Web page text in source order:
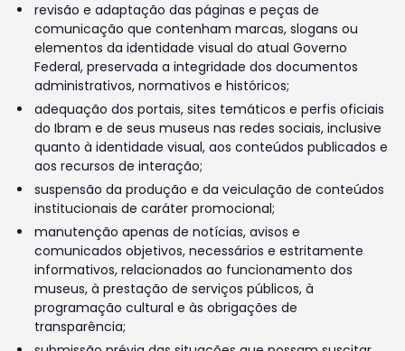
revisão e adaptação das páginas e peças de
comunicação que contenham marcas, slogans ou
elementos da identidade visual do atual Governo
Federal, preservada a integridade dos documentos
administrativos, normativos e históricos;
adequação dos portais, sites temáticos e perfis oficiais
do Ibram e de seus museus nas redes sociais, inclusive
quanto à identidade visual, aos conteúdos publicados e
aos recursos de interação;
suspensão da produção e da veiculação de conteúdos
institucionais de caráter promocional;
manutenção apenas de notícias, avisos e
comunicados objetivos, necessários e estritamente
informativos, relacionados ao funcionamento dos
museus, à prestação de serviços públicos, à
programação cultural e às obrigações de
transparência;